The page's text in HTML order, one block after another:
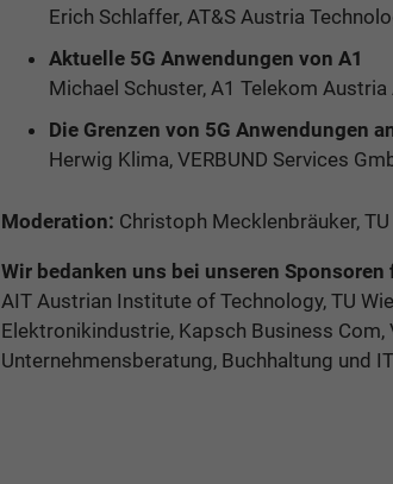
Erich Schlaffer, AT&S Austria
Aktuelle 5G Anwendungen von A1
Michael Schuster, A1 Telekom Austria
Die Grenzen von 5G Anwendungen
Herwig Klima, VERBUND Services
Moderation: Christoph Mecklenbräuker, TU
Wir bedanken uns bei unseren
AIT Austrian Institute of Technology, TU
Elektronikindustrie, Kapsch Business
Unternehmensberatung, Buchhaltung und